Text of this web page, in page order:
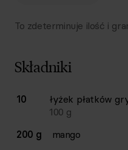
To zdeterminuje ilość i
Składniki
Lista składników
Ilość Składnik
10 łyżek płatków
100 g
200 g
mango